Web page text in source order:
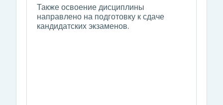
Также освоение дисциплины
направлено на подготовку к сдаче
кандидатских экзаменов.